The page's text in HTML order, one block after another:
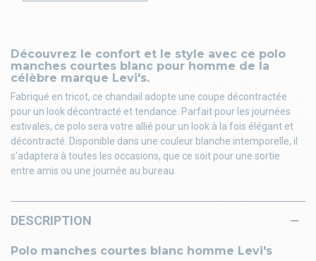
Découvrez le confort et le style avec ce polo
manches courtes blanc pour homme de la
célèbre marque Levi's.
Fabriqué en tricot, ce chandail adopte une coupe décontractée
pour un look décontracté et tendance. Parfait pour les journées
estivales, ce polo sera votre allié pour un look à la fois élégant et
décontracté. Disponible dans une couleur blanche intemporelle, il
s'adaptera à toutes les occasions, que ce soit pour une sortie
entre amis ou une journée au bureau.
DESCRIPTION
Polo manches courtes blanc homme Levi's